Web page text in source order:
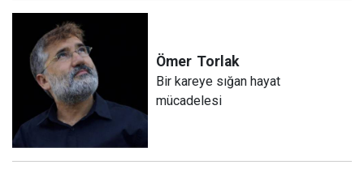
Ömer Torlak
Bir kareye sığan hayat
mücadelesi